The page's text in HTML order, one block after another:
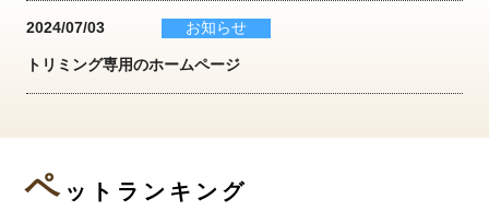
2024/07/03 お知らせ
トリミング専用のホームページ
ペ ットランキング